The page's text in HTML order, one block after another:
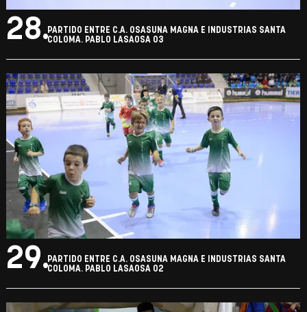
28.PARTIDO ENTRE C.A. OSASUNA MAGNA E INDUSTRIAS SANTA
COLOMA. PABLO LASAOSA 03
29.PARTIDO ENTRE C.A. OSASUNA MAGNA E INDUSTRIAS SANTA
COLOMA. PABLO LASAOSA 02